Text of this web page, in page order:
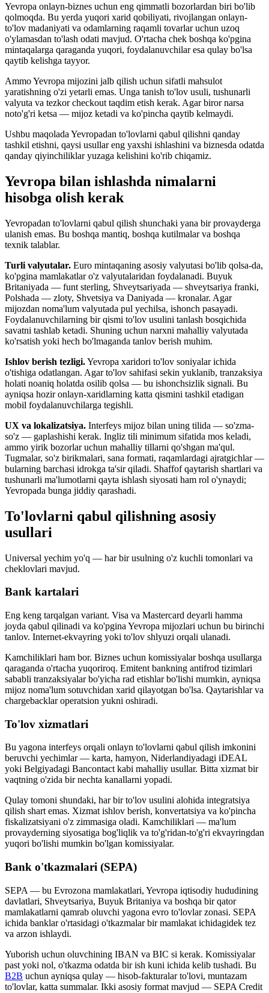
Yevropa onlayn-biznes uchun eng qimmatli bozorlardan biri bo'lib
qolmoqda. Bu yerda yuqori xarid qobiliyati, rivojlangan onlayn-
to'lov madaniyati va odamlarning raqamli tovarlar uchun uzoq
o'ylamasdan to'lash odati mavjud. O'rtacha chek boshqa ko'pgina
mintaqalarga qaraganda yuqori, foydalanuvchilar esa qulay bo'lsa
qaytib kelishga tayyor.
Ammo Yevropa mijozini jalb qilish uchun sifatli mahsulot
yaratishning o'zi yetarli emas. Unga tanish to'lov usuli, tushunarli
valyuta va tezkor checkout taqdim etish kerak. Agar biror narsa
noto'g'ri ketsa — mijoz ketadi va ko'pincha qaytib kelmaydi.
Ushbu maqolada Yevropadan to'lovlarni qabul qilishni qanday
tashkil etishni, qaysi usullar eng yaxshi ishlashini va biznesda odatda
qanday qiyinchiliklar yuzaga kelishini ko'rib chiqamiz.
Yevropa bilan ishlashda nimalarni
hisobga olish kerak
Yevropadan to'lovlarni qabul qilish shunchaki yana bir provayderga
ulanish emas. Bu boshqa mantiq, boshqa kutilmalar va boshqa
texnik talablar.
Turli valyutalar. Euro mintaqaning asosiy valyutasi bo'lib qolsa-da,
ko'pgina mamlakatlar o'z valyutalaridan foydalanadi. Buyuk
Britaniyada — funt sterling, Shveytsariyada — shveytsariya franki,
Polshada — zloty, Shvetsiya va Daniyada — kronalar. Agar
mijozdan noma'lum valyutada pul yechilsa, ishonch pasayadi.
Foydalanuvchilarning bir qismi to'lov usulini tanlash bosqichida
savatni tashlab ketadi. Shuning uchun narxni mahalliy valyutada
ko'rsatish yoki hech bo'lmaganda tanlov berish muhim.
Ishlov berish tezligi.Yevropa xaridori to'lov soniyalar ichida
o'tishiga odatlangan. Agar to'lov sahifasi sekin yuklanib, tranzaksiya
holati noaniq holatda osilib qolsa — bu ishonchsizlik signali. Bu
ayniqsa hozir onlayn-xaridlarning katta qismini tashkil etadigan
mobil foydalanuvchilarga tegishli.
UX va lokalizatsiya. Interfeys mijoz bilan uning tilida — so'zma-
so'z — gaplashishi kerak. Ingliz tili minimum sifatida mos keladi,
ammo yirik bozorlar uchun mahalliy tillarni qo'shgan ma'qul.
Tugmalar, so'z birikmalari, sana formati, raqamlardagi ajratgichlar —
bularning barchasi idrokga ta'sir qiladi. Shaffof qaytarish shartlari va
tushunarli ma'lumotlarni qayta ishlash siyosati ham rol o'ynaydi;
Yevropada bunga jiddiy qarashadi.
To'lovlarni qabul qilishning asosiy
usullari
Universal yechim yo'q — har bir usulning o'z kuchli tomonlari va
cheklovlari mavjud.
Bank kartalari
Eng keng tarqalgan variant. Visa va Mastercard deyarli hamma
joyda qabul qilinadi va ko'pgina Yevropa mijozlari uchun bu birinchi
tanlov. Internet-ekvayring yoki to'lov shlyuzi orqali ulanadi.
Kamchiliklari ham bor. Biznes uchun komissiyalar boshqa usullarga
qaraganda o'rtacha yuqoriroq. Emitent bankning antifrod tizimlari
sababli tranzaksiyalar bo'yicha rad etishlar bo'lishi mumkin, ayniqsa
mijoz noma'lum sotuvchidan xarid qilayotgan bo'lsa. Qaytarishlar va
chargebacklar operatsion yukni oshiradi.
To'lov xizmatlari
Bu yagona interfeys orqali onlayn to'lovlarni qabul qilish imkonini
beruvchi yechimlar — karta, hamyon, Niderlandiyadagi iDEAL
yoki Belgiyadagi Bancontact kabi mahalliy usullar. Bitta xizmat bir
vaqtning o'zida bir nechta kanallarni yopadi.
Qulay tomoni shundaki, har bir to'lov usulini alohida integratsiya
qilish shart emas. Xizmat ishlov berish, konvertatsiya va ko'pincha
fiskalizatsiyani o'z zimmasiga oladi. Kamchiliklari — ma'lum
provayderning siyosatiga bog'liqlik va to'g'ridan-to'g'ri ekvayringdan
yuqori bo'lishi mumkin bo'lgan komissiyalar.
Bank o'tkazmalari (SEPA)
SEPA — bu Evrozona mamlakatlari, Yevropa iqtisodiy hududining
davlatlari, Shveytsariya, Buyuk Britaniya va boshqa bir qator
mamlakatlarni qamrab oluvchi yagona evro to'lovlar zonasi. SEPA
ichida banklar o'rtasidagi o'tkazmalar bir mamlakat ichidagidek tez
va arzon ishlaydi.
Yuborish uchun oluvchining IBAN va BIC si kerak. Komissiyalar
past yoki nol, o'tkazma odatda bir ish kuni ichida kelib tushadi. Bu
B2B uchun ayniqsa qulay — hisob-fakturalar to'lovi, muntazam
to'lovlar, katta summalar. Ikki asosiy format mavjud — SEPA Credit